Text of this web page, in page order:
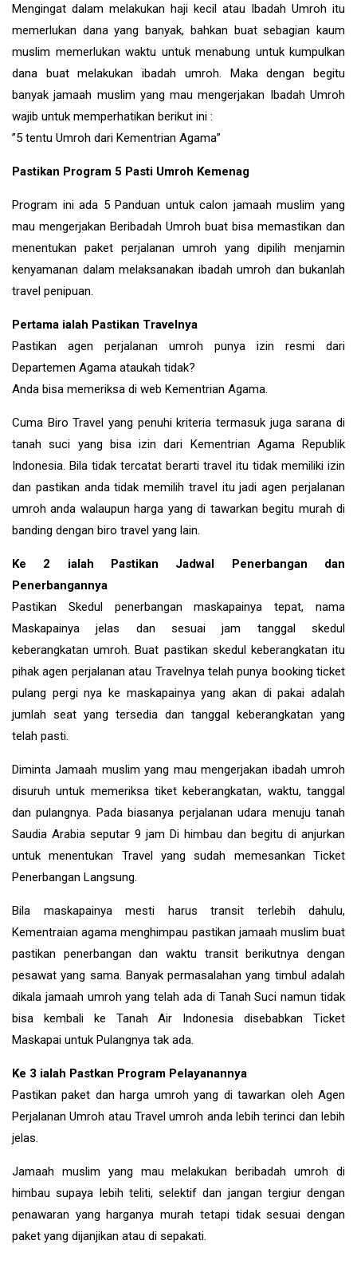
Mengingat dalam melakukan haji kecil atau Ibadah Umroh itu
memerlukan dana yang banyak, bahkan buat sebagian kaum
muslim memerlukan waktu untuk menabung untuk kumpulkan
dana buat melakukan ibadah umroh. Maka dengan begitu
banyak jamaah muslim yang mau mengerjakan Ibadah Umroh
wajib untuk memperhatikan berikut ini :
”5 tentu Umroh dari Kementrian Agama”
Pastikan Program 5 Pasti Umroh Kemenag
Program ini ada 5 Panduan untuk calon jamaah muslim yang
mau mengerjakan Beribadah Umroh buat bisa memastikan dan
menentukan paket perjalanan umroh yang dipilih menjamin
kenyamanan dalam melaksanakan ibadah umroh dan bukanlah
travel penipuan.
Pertama ialah Pastikan Travelnya
Pastikan agen perjalanan umroh punya izin resmi dari
Departemen Agama ataukah tidak?
Anda bisa memeriksa di web Kementrian Agama.
Cuma Biro Travel yang penuhi kriteria termasuk juga sarana di
tanah suci yang bisa izin dari Kementrian Agama Republik
Indonesia. Bila tidak tercatat berarti travel itu tidak memiliki izin
dan pastikan anda tidak memilih travel itu jadi agen perjalanan
umroh anda walaupun harga yang di tawarkan begitu murah di
banding dengan biro travel yang lain.
Ke 2 ialah Pastikan Jadwal Penerbangan dan
Penerbangannya
Pastikan Skedul penerbangan maskapainya tepat, nama
Maskapainya jelas dan sesuai jam tanggal skedul
keberangkatan umroh. Buat pastikan skedul keberangkatan itu
pihak agen perjalanan atau Travelnya telah punya booking ticket
pulang pergi nya ke maskapainya yang akan di pakai adalah
jumlah seat yang tersedia dan tanggal keberangkatan yang
telah pasti.
Diminta Jamaah muslim yang mau mengerjakan ibadah umroh
disuruh untuk memeriksa tiket keberangkatan, waktu, tanggal
dan pulangnya. Pada biasanya perjalanan udara menuju tanah
Saudia Arabia seputar 9 jam Di himbau dan begitu di anjurkan
untuk menentukan Travel yang sudah memesankan Ticket
Penerbangan Langsung.
Bila maskapainya mesti harus transit terlebih dahulu,
Kementraian agama menghimpau pastikan jamaah muslim buat
pastikan penerbangan dan waktu transit berikutnya dengan
pesawat yang sama. Banyak permasalahan yang timbul adalah
dikala jamaah umroh yang telah ada di Tanah Suci namun tidak
bisa kembali ke Tanah Air Indonesia disebabkan Ticket
Maskapai untuk Pulangnya tak ada.
Ke 3 ialah Pastkan Program Pelayanannya
Pastikan paket dan harga umroh yang di tawarkan oleh Agen
Perjalanan Umroh atau Travel umroh anda lebih terinci dan lebih
jelas.
Jamaah muslim yang mau melakukan beribadah umroh di
himbau supaya lebih teliti, selektif dan jangan tergiur dengan
penawaran yang harganya murah tetapi tidak sesuai dengan
paket yang dijanjikan atau di sepakati.